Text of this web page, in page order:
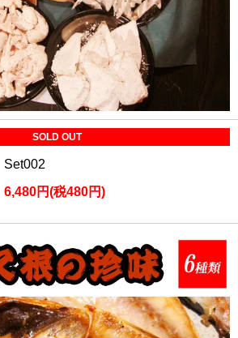
SOLD OUT
Set002
6,480円(税480円)